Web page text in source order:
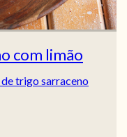
com limão
trigo sarraceno